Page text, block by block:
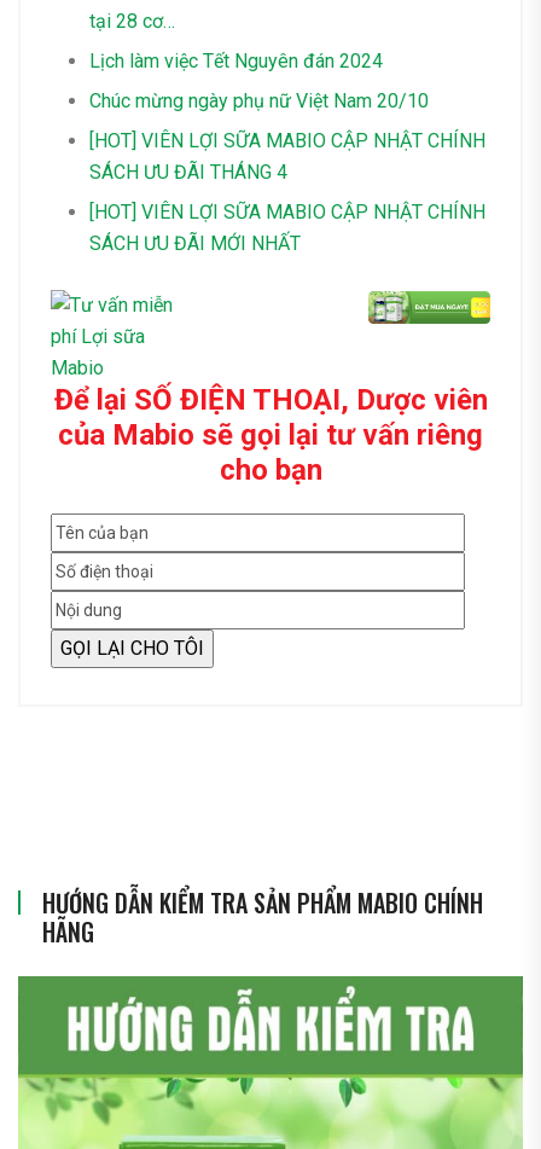
tại 28 cơ…
Lịch làm việc Tết Nguyên đán 2024
Chúc mừng ngày phụ nữ Việt Nam 20/10
[HOT] VIÊN LỢI SỮA MABIO CẬP NHẬT CHÍNH
SÁCH ƯU ĐÃI THÁNG 4
[HOT] VIÊN LỢI SỮA MABIO CẬP NHẬT CHÍNH
SÁCH ƯU ĐÃI MỚI NHẤT
Để lại SỐ ĐIỆN THOẠI, Dược viên
của Mabio sẽ gọi lại tư vấn riêng
cho bạn
HƯỚNG DẪN KIỂM TRA SẢN PHẨM MABIO CHÍNH
HÃNG